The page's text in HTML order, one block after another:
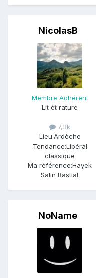
NicolasB
Membre Adhérent
Lit ét rature
7,3k
Lieu:Ardèche
Tendance:Libéral
classique
Ma référence:Hayek
Salin Bastiat
NoName